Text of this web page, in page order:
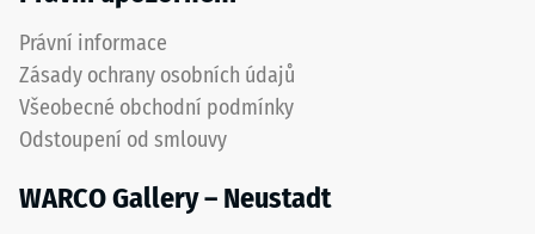
Life
Tyres.
Směs
obsahuje
přírodní
NR
Propustnost
vody (EN
12616) –
Hodnocení
Infiltrace
Právní informace
Zásady ochrany osobních údajů
Všeobecné obchodní podmínky
Odstoupení od smlouvy
WARCO Gallery – Neustadt